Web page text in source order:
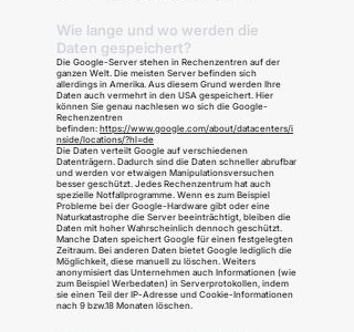
Wie lange und wo werden die
Daten gespeichert?
Die Google-Server stehen in Rechenzentren auf der
ganzen Welt. Die meisten Server befinden sich
allerdings in Amerika. Aus diesem Grund werden Ihre
Daten auch vermehrt in den USA gespeichert. Hier
können Sie genau nachlesen wo sich die Google-
Rechenzentren
befinden: https://www.google.com/about/datacenters/i
nside/locations/?hl=de
Die Daten verteilt Google auf verschiedenen
Datenträgern. Dadurch sind die Daten schneller abrufbar
und werden vor etwaigen Manipulationsversuchen
besser geschützt. Jedes Rechenzentrum hat auch
spezielle Notfallprogramme. Wenn es zum Beispiel
Probleme bei der Google-Hardware gibt oder eine
Naturkatastrophe die Server beeinträchtigt, bleiben die
Daten mit hoher Wahrscheinlich dennoch geschützt.
Manche Daten speichert Google für einen festgelegten
Zeitraum. Bei anderen Daten bietet Google lediglich die
Möglichkeit, diese manuell zu löschen. Weiters
anonymisiert das Unternehmen auch Informationen (wie
zum Beispiel Werbedaten) in Serverprotokollen, indem
sie einen Teil der IP-Adresse und Cookie-Informationen
nach 9 bzw.18 Monaten löschen.